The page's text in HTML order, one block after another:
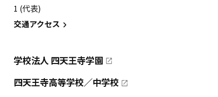
1 (代表)
交通アクセス
学校法人 四天王寺学園
四天王寺高等学校／中学校